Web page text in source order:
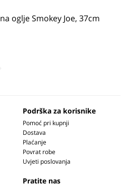
oglje Smokey Joe, 37cm
Podrška za korisnike
Pomoć pri kupnji
Dostava
Plaćanje
Povrat robe
Uvjeti poslovanja
Pratite nas